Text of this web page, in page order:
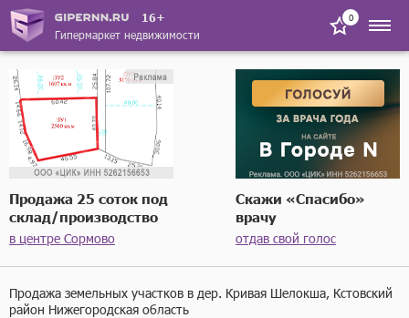
16+
Гипермаркет недвижимости
0
Продажа 25 соток под
склад/производство
в центре Сормово
Скажи «Спасибо»
врачу
отдав свой голос
Продажа земельных участков в дер. Кривая Шелокша, Кстовский
район Нижегородская область